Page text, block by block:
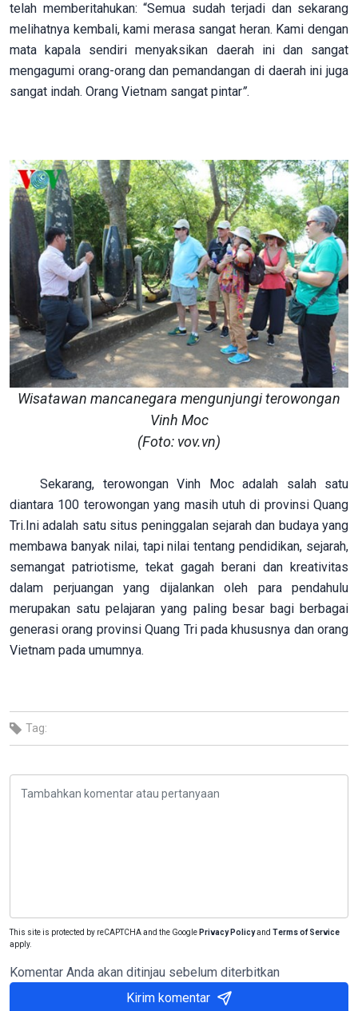
telah memberitahukan: “Semua sudah terjadi dan sekarang
melihatnya kembali, kami merasa sangat heran. Kami dengan
mata kapala sendiri menyaksikan daerah ini dan sangat
mengagumi orang-orang dan pemandangan di daerah ini juga
sangat indah. Orang Vietnam sangat pintar”.
Wisatawan mancanegara mengunjungi terowongan
Vinh Moc
(Foto: vov.vn)
Sekarang, terowongan Vinh Moc adalah salah satu
diantara 100 terowongan yang masih utuh di provinsi Quang
Tri.Ini adalah satu situs peninggalan sejarah dan budaya yang
membawa banyak nilai, tapi nilai tentang pendidikan, sejarah,
semangat patriotisme, tekat gagah berani dan kreativitas
dalam perjuangan yang dijalankan oleh para pendahulu
merupakan satu pelajaran yang paling besar bagi berbagai
generasi orang provinsi Quang Tri pada khususnya dan orang
Vietnam pada umumnya.
Tag:
This site is protected by reCAPTCHA and the Google Privacy Policyand Terms of Service
apply.
Komentar Anda akan ditinjau sebelum diterbitkan
Kirim komentar